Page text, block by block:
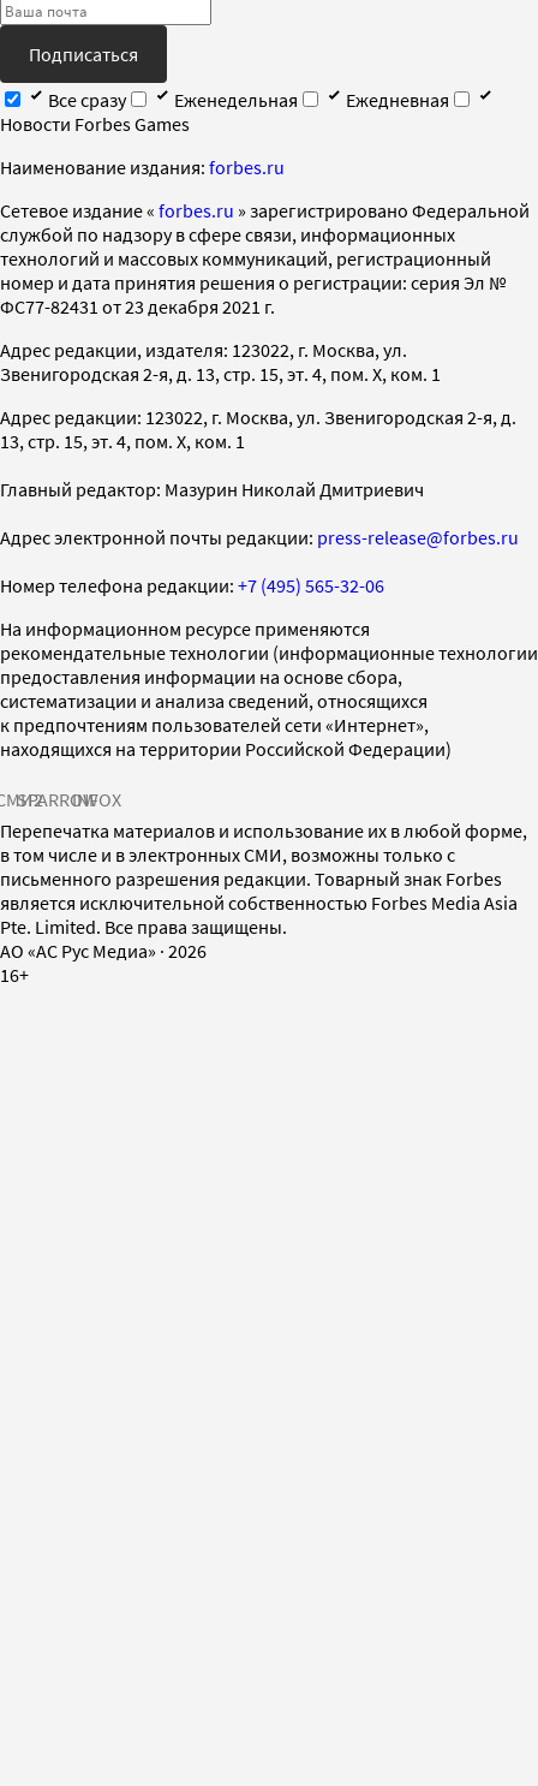
Подписаться
Все сразу
Еженедельная
Ежедневная
Новости Forbes Games
Наименование издания: forbes.ru
Cетевое издание « forbes.ru » зарегистрировано Федеральной
службой по надзору в сфере связи, информационных
технологий и массовых коммуникаций, регистрационный
номер и дата принятия решения о регистрации: серия Эл №
ФС77-82431 от 23 декабря 2021 г.
Адрес редакции, издателя: 123022, г. Москва, ул.
Звенигородская 2-я, д. 13, стр. 15, эт. 4, пом. X, ком. 1
Адрес редакции: 123022, г. Москва, ул. Звенигородская 2-я, д.
13, стр. 15, эт. 4, пом. X, ком. 1
Главный редактор: Мазурин Николай Дмитриевич
Адрес электронной почты редакции: press-release@forbes.ru
Номер телефона редакции: +7 (495) 565-32-06
На информационном ресурсе применяются
рекомендательные технологии (информационные технологии
предоставления информации на основе сбора,
систематизации и анализа сведений, относящихся
к предпочтениям пользователей сети «Интернет»,
находящихся на территории Российской Федерации)
SPARROWINFOX
Перепечатка материалов и использование их в любой форме,
в том числе и в электронных СМИ, возможны только с
письменного разрешения редакции. Товарный знак Forbes
является исключительной собственностью Forbes Media Asia
Pte. Limited. Все права защищены.
AO «АС Рус Медиа» · 2026
16+